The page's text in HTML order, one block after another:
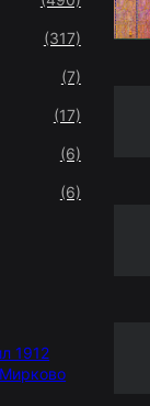
(317)
(7)
(17)
(6)
(6)
1912